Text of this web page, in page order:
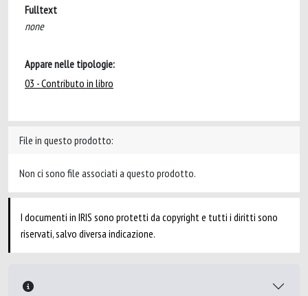
Fulltext
none
Appare nelle tipologie:
03 - Contributo in libro
File in questo prodotto:
Non ci sono file associati a questo prodotto.
I documenti in IRIS sono protetti da copyright e tutti i diritti sono
riservati, salvo diversa indicazione.